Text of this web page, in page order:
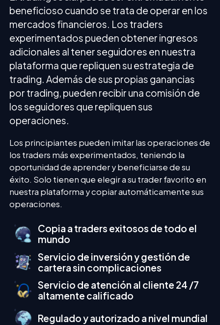
beneficioso cuando se trata de operar en los
mercados financieros. Los traders
experimentados pueden obtener ingresos
adicionales al tener seguidores en nuestra
plataforma que repliquen su estrategia de
trading. Además de sus propias ganancias
por trading, pueden recibir una comisión de
los seguidores que repliquen sus
operaciones.
Los principiantes pueden imitar las operaciones de
los traders más experimentados, teniendo la
oportunidad de aprender y beneficiarse de su
éxito. Solo tienen que elegir a su trader favorito en
nuestra plataforma y copiar automáticamente sus
operaciones.
Copia a traders exitosos de todo el
mundo
Servicio de inversión y gestión de
cartera sin complicaciones
Servicio de atención al cliente 24 /7
altamente calificado
Regulado y autorizado a nivel mundial